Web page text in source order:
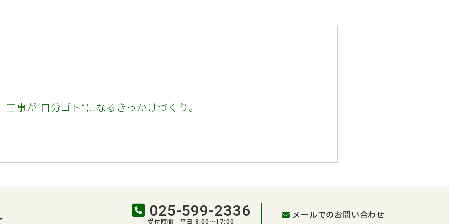
工事が“自分ゴト”になるきっかけづくり。
025-599-2336
受付時間 平日 8:00～17:00
メールでのお問い合わせ